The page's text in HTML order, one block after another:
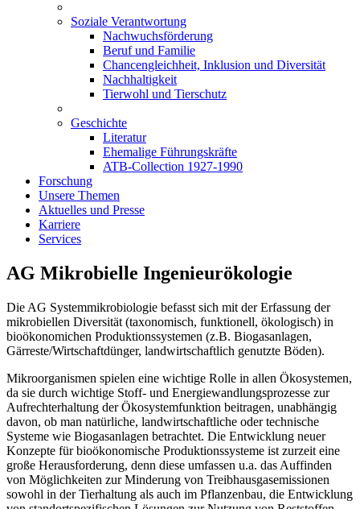
Soziale Verantwortung
Nachwuchsförderung
Beruf und Familie
Chancengleichheit, Inklusion und Diversität
Nachhaltigkeit
Tierwohl und Tierschutz
Geschichte
Literatur
Ehemalige Führungskräfte
ATB-Collection 1927-1990
Forschung
Unsere Themen
Aktuelles und Presse
Karriere
Services
AG Mikrobielle Ingenieurökologie
Die AG Systemmikrobiologie befasst sich mit der Erfassung der
mikrobiellen Diversität (taxonomisch, funktionell, ökologisch) in
bioökonomichen Produktionssystemen (z.B. Biogasanlagen,
Gärreste/Wirtschaftdünger, landwirtschaftlich genutzte Böden).
Mikroorganismen spielen eine wichtige Rolle in allen Ökosystemen,
da sie durch wichtige Stoff- und Energiewandlungsprozesse zur
Aufrechterhaltung der Ökosystemfunktion beitragen, unabhängig
davon, ob man natürliche, landwirtschaftliche oder technische
Systeme wie Biogasanlagen betrachtet. Die Entwicklung neuer
Konzepte für bioökonomische Produktionssysteme ist zurzeit eine
große Herausforderung, denn diese umfassen u.a. das Auffinden
von Möglichkeiten zur Minderung von Treibhausgasemissionen
sowohl in der Tierhaltung als auch im Pflanzenbau, die Entwicklung